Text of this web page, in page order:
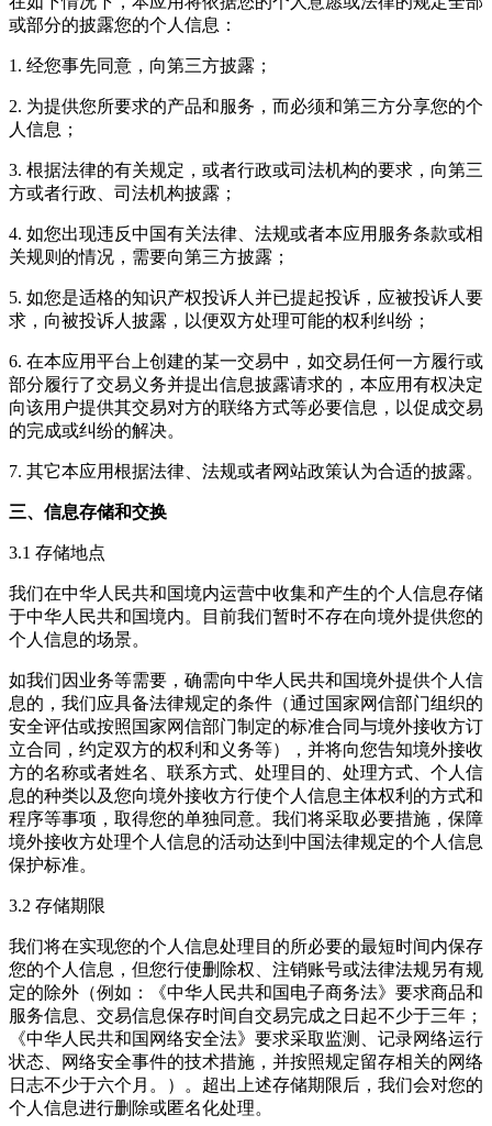
或部分的披露您的个人信息：
1. 经您事先同意，向第三方披露；
2. 为提供您所要求的产品和服务，而必须和第三方分享您的个
人信息；
3. 根据法律的有关规定，或者行政或司法机构的要求，向第三
方或者行政、司法机构披露；
4. 如您出现违反中国有关法律、法规或者本应用服务条款或相
关规则的情况，需要向第三方披露；
5. 如您是适格的知识产权投诉人并已提起投诉，应被投诉人要
求，向被投诉人披露，以便双方处理可能的权利纠纷；
6. 在本应用平台上创建的某一交易中，如交易任何一方履行或
部分履行了交易义务并提出信息披露请求的，本应用有权决定
向该用户提供其交易对方的联络方式等必要信息，以促成交易
的完成或纠纷的解决。
7. 其它本应用根据法律、法规或者网站政策认为合适的披露。
三、信息存储和交换
3.1 存储地点
我们在中华人民共和国境内运营中收集和产生的个人信息存储
于中华人民共和国境内。目前我们暂时不存在向境外提供您的
个人信息的场景。
如我们因业务等需要，确需向中华人民共和国境外提供个人信
息的，我们应具备法律规定的条件（通过国家网信部门组织的
安全评估或按照国家网信部门制定的标准合同与境外接收方订
立合同，约定双方的权利和义务等），并将向您告知境外接收
方的名称或者姓名、联系方式、处理目的、处理方式、个人信
息的种类以及您向境外接收方行使个人信息主体权利的方式和
程序等事项，取得您的单独同意。我们将采取必要措施，保障
境外接收方处理个人信息的活动达到中国法律规定的个人信息
保护标准。
3.2 存储期限
我们将在实现您的个人信息处理目的所必要的最短时间内保存
您的个人信息，但您行使删除权、注销账号或法律法规另有规
定的除外（例如：《中华人民共和国电子商务法》要求商品和
服务信息、交易信息保存时间自交易完成之日起不少于三年；
《中华人民共和国网络安全法》要求采取监测、记录网络运行
状态、网络安全事件的技术措施，并按照规定留存相关的网络
日志不少于六个月。）。超出上述存储期限后，我们会对您的
个人信息进行删除或匿名化处理。